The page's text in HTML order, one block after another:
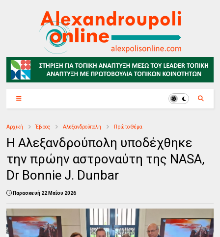
Αρχική Έβρος Αλεξανδρούπολη Πρώτο Θέμα
Η Αλεξανδρούπολη υποδέχθηκε
την πρώην αστροναύτη της NASA,
Dr Bonnie J. Dunbar
Παρασκευή 22 Μαΐου 2026